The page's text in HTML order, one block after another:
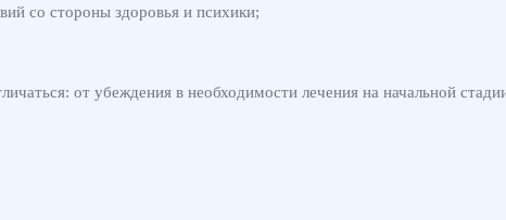
со стороны здоровья и психики;
от убеждения в необходимости лечения на начальной